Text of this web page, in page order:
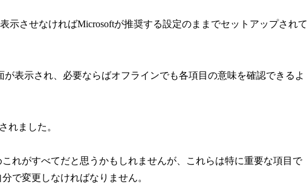
示させなければMicrosoftが推奨する設定のままでセットアップされて
が表示され、必要ならばオフラインでも各項目の意味を確認できるよ
れました。
れがすべてだと思うかもしれませんが、これらは特に重要な項目で
で変更しなければなりません。